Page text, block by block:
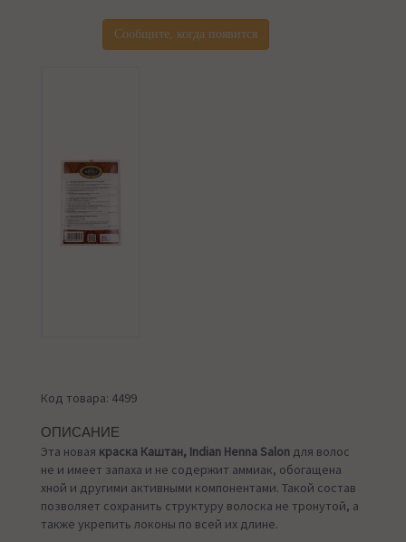
Сообщите, когда появится
Код товара: 4499
ОПИСАНИЕ
Эта новая краска Каштан, Indian Henna Salon для волос
не и имеет запаха и не содержит аммиак, обогащена
хной и другими активными компонентами. Такой состав
позволяет сохранить структуру волоска не тронутой, а
также укрепить локоны по всей их длине.